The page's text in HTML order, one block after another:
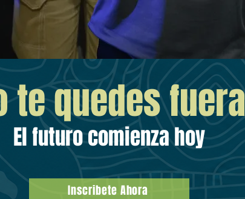
te quedes
El futuro comienza hoy
Inscribete Ahora